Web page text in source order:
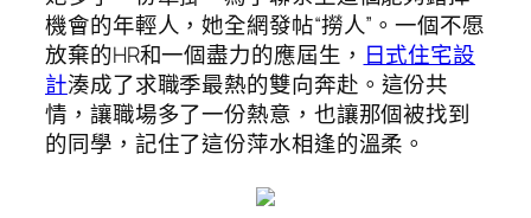
機會的年輕人，她全網發帖“撈人”。一個不愿
放棄的HR和一個盡力的應屆生， 日式住宅設
計湊成了求職季最熱的雙向奔赴。這份共
情，讓職場多了一份熱意，也讓那個被找到
的同學，記住了這份萍水相逢的溫柔。